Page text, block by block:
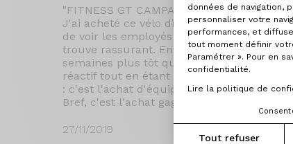
données de navigation,
personnaliser votre
performances, et
tout moment définir
Paramétrer ». Pour en
confidentialité.
Lire la politique de
Tout refuser
"FITNESS GT CAMPAGNOLO ZONDA
J'ai acheté ce vélo directement à l'usine
de voir les employés arriver 30 minutes
trouve rassurant. Entre l'accueil parfait
semaines plus tôt que prévu et sans
réactif tout en étant confortable. La prise
: c'est l'achat d'équipement : j'ai investi
Bref, c'est l'achat gagnant, je ne peux que
27/11/2019